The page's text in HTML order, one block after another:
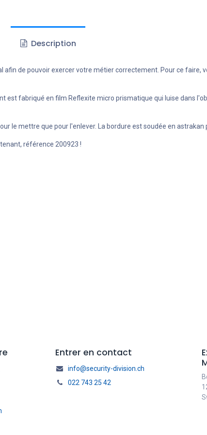
Description
de pouvoir exercer votre métier correctement. Pour ce faire,
est fabriqué en film Reflexite micro prismatique qui luise dans
le mettre que pour l'enlever. La bordure est soudée en astrakan
référence 200923 !
Entrer en contact
info@security-division.ch
022 743 25 42